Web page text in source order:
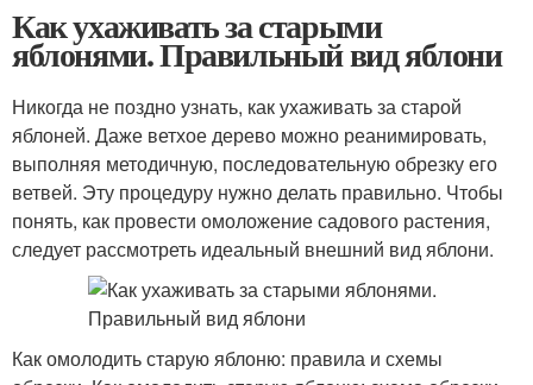
Как ухаживать за старыми
яблонями. Правильный вид яблони
Никогда не поздно узнать, как ухаживать за старой
яблоней. Даже ветхое дерево можно реанимировать,
выполняя методичную, последовательную обрезку его
ветвей. Эту процедуру нужно делать правильно. Чтобы
понять, как провести омоложение садового растения,
следует рассмотреть идеальный внешний вид яблони.
Как омолодить старую яблоню: правила и схемы